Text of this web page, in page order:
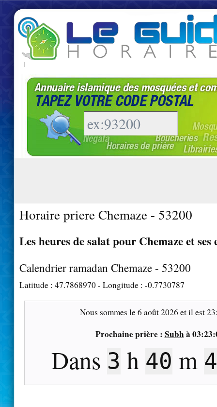
|
Horaire priere Chemaze - 53200
Les heures de salat pour Chemaze et ses
Calendrier ramadan Chemaze - 53200
Latitude : 47.7868970- Longitude : -0.7730787
Nous sommes le6 août 2026 et il est
Prochaine prière : Subhà
Dans 3 h 40 m